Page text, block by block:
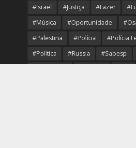
#Israel
#Justiça #Lazer
#Música
#Oportunidade
#Palestina
#Polícia
#Polícia
#Política
#Russia #Sabesp